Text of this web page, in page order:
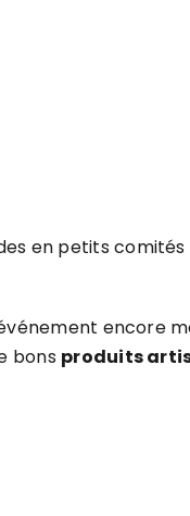
en petits
encore
bons produits